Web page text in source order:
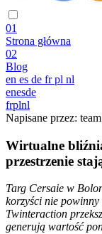
01
Strona główna
02
Blog
en es de fr pl nl
enesde
frplnl
Napisane przez:
Wirtualne
przestrzenie
Targ Cersaie w
korzyści nie
Twinteraction
generują wartość